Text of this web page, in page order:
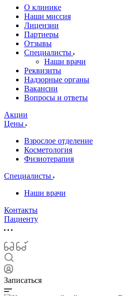
О клинике
Наши миссия
Лицензии
Партнеры
Отзывы
Специалисты
Наши врачи
Реквизиты
Надзорные органы
Вакансии
Вопросы и ответы
Акции
Цены
Взрослое отделение
Косметология
Физиотерапия
Специалисты
Наши врачи
Контакты
Пациенту
Записаться